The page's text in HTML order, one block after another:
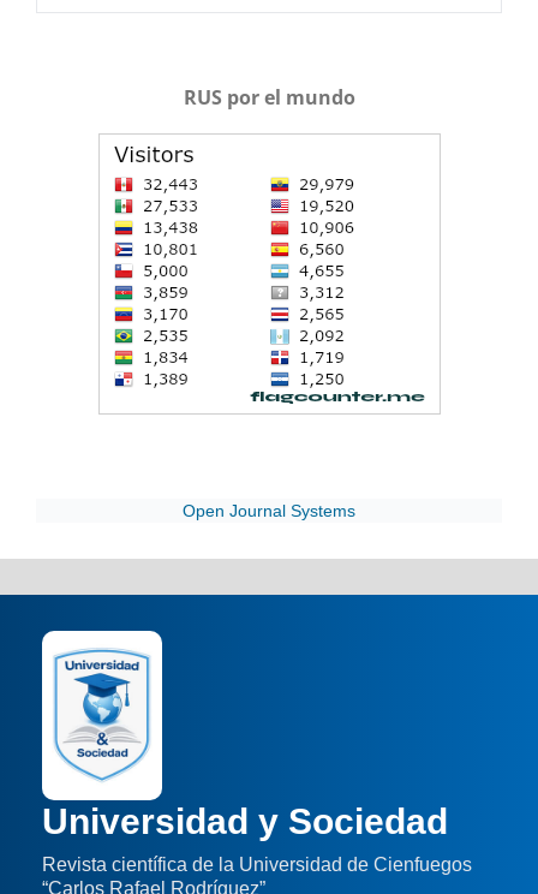
RUS por el mundo
Open Journal Systems
Universidad y Sociedad
Revista científica de la Universidad de Cienfuegos
“Carlos Rafael Rodríguez”